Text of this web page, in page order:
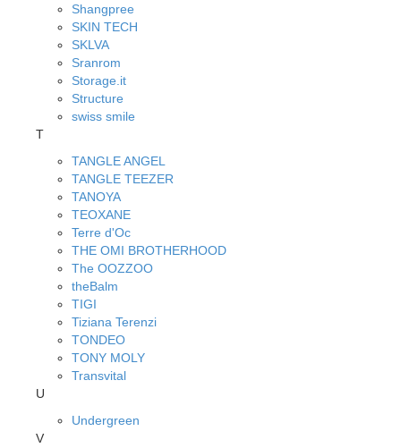
Shangpree
SKIN TECH
SKLVA
Sranrom
Storage.it
Structure
swiss smile
T
TANGLE ANGEL
TANGLE TEEZER
TANOYA
TEOXANE
Terre d'Oc
THE OMI BROTHERHOOD
The OOZZOO
theBalm
TIGI
Tiziana Terenzi
TONDEO
TONY MOLY
Transvital
U
Undergreen
V